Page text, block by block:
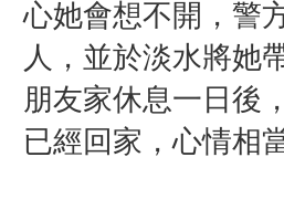
心她會想不開，警
人，並於淡水將她
朋友家休息一日後
已經回家，心情相